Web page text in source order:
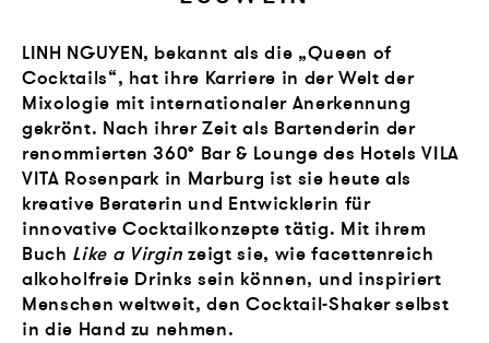
LINH NGUYEN, bekannt als die „Queen of
Cocktails“, hat ihre Karriere in der Welt der
Mixologie mit internationaler Anerkennung
gekrönt. Nach ihrer Zeit als Bartenderin der
renommierten 360° Bar & Lounge des Hotels VILA
VITA Rosenpark in Marburg ist sie heute als
kreative Beraterin und Entwicklerin für
innovative Cocktailkonzepte tätig. Mit ihrem
Buch Like a Virgin zeigt sie, wie facettenreich
alkoholfreie Drinks sein können, und inspiriert
Menschen weltweit, den Cocktail-Shaker selbst
in die Hand zu nehmen.